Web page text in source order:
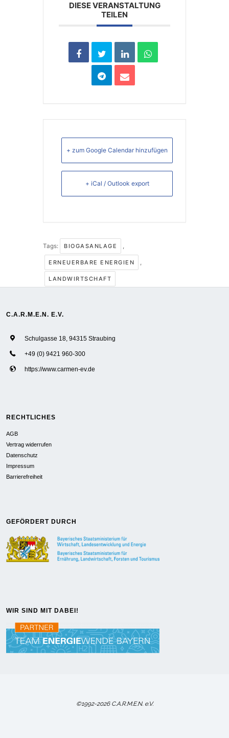
DIESE VERANSTALTUNG
TEILEN
+ zum Google Calendar hinzufügen
+ iCal / Outlook export
Tags: BIOGASANLAGE ,
ERNEUERBARE ENERGIEN ,
LANDWIRTSCHAFT
C.A.R.M.E.N. E.V.
Schulgasse 18, 94315 Straubing
+49 (0) 9421 960-300
https://www.carmen-ev.de
RECHTLICHES
AGB
Vertrag widerrufen
Datenschutz
Impressum
Barrierefreiheit
GEFÖRDERT DURCH
WIR SIND MIT DABEI!
©1992-2026 C.A.R.M.E.N. e.V.